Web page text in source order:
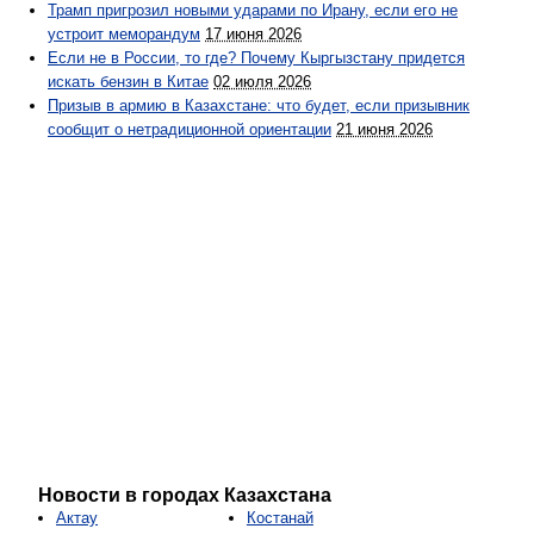
Трамп пригрозил новыми ударами по Ирану, если его не
устроит меморандум 17 июня 2026
Если не в России, то где? Почему Кыргызстану придется
искать бензин в Китае 02 июля 2026
Призыв в армию в Казахстане: что будет, если призывник
сообщит о нетрадиционной ориентации 21 июня 2026
Новости в городах Казахстана
Актау
Костанай